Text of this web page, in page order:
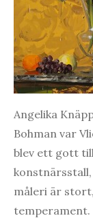
Angelika
Bohman var
blev ett gott
måleri är